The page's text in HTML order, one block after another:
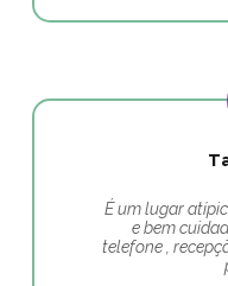
É um lugar
e bem
telefone ,